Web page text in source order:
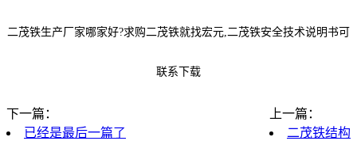
二茂铁生产厂家哪家好?求购二茂铁就找宏元,二茂铁安全技术说明书可
联系下载
下一篇：
已经是最后一篇了
上一篇：
二茂铁结构